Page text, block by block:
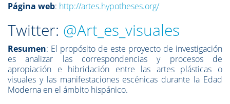
Página web: http://artes.hypotheses.org/
Twitter: @Art_es_visuales
Resumen: El propósito de este proyecto de investigación
es analizar las correspondencias y procesos de
apropiación e hibridación entre las artes plásticas o
visuales y las manifestaciones escénicas durante la Edad
Moderna en el ámbito hispánico.